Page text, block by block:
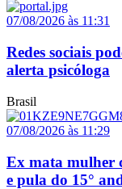
07/08/2026 às 11:31
Redes sociais
alerta psicóloga
Brasil
07/08/2026 às 11:29
Ex mata mulher
e pula do 15°